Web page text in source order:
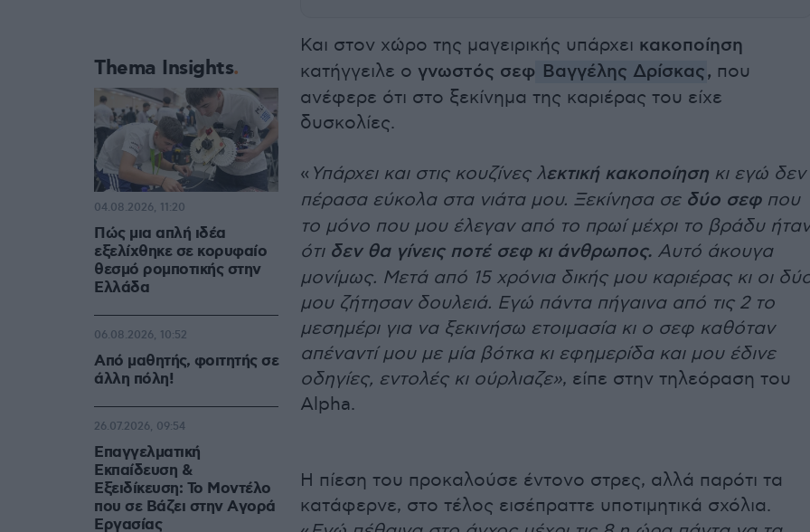
Και στον χώρο της μαγειρικής υπάρχει κακοποίηση
κατήγγειλε ο γνωστός σεφ Βαγγέλης Δρίσκας, που
ανέφερε ότι στο ξεκίνημα της καριέρας του είχε
δυσκολίες.
« Υπάρχει και στις κουζίνες λεκτική κακοποίηση κι εγώ δεν
πέρασα εύκολα στα νιάτα μου. Ξεκίνησα σε δύο σεφπου
το μόνο που μου έλεγαν από το πρωί μέχρι το βράδυ ήταν
ότιδεν θα γίνεις ποτέ σεφ κι άνθρωπος. Αυτό άκουγα
μονίμως. Μετά από 15 χρόνια δικής μου καριέρας κι οι
μου ζήτησαν δουλειά. Εγώ πάντα πήγαινα από τις 2 το
μεσημέρι για να ξεκινήσω ετοιμασία κι ο σεφ καθόταν
απέναντί μου με μία βότκα κι εφημερίδα και μου έδινε
οδηγίες, εντολές κι ούρλιαζε», είπε στην τηλεόραση του
Alpha.
Η πίεση του προκαλούσε έντονο στρες, αλλά παρότι τα
κατάφερνε, στο τέλος εισέπραττε υποτιμητικά σχόλια.
Thema Insights
Πώς μια απλή ιδέα
εξελίχθηκε σε κορυφαίο
θεσμό ρομποτικής στην
Ελλάδα
04.08.2026, 11:20
Από μαθητής, φοιτητής σε
άλλη πόλη!
06.08.2026, 10:52
Επαγγελματική
Εκπαίδευση &
Εξειδίκευση: Το Mοντέλο
που σε Bάζει στην Aγορά
Eργασίας
26.07.2026, 09:54